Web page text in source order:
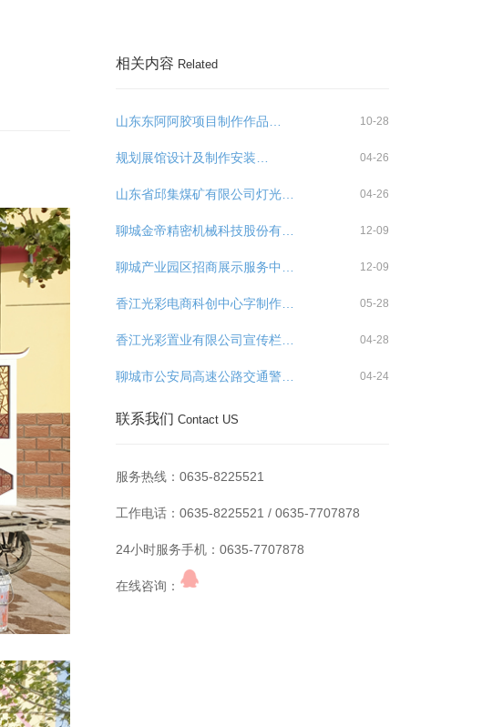
相关内容 Related
山东东阿阿胶项目制作作品… 10-28
规划展馆设计及制作安装… 04-26
山东省邱集煤矿有限公司灯光… 04-26
聊城金帝精密机械科技股份有… 12-09
聊城产业园区招商展示服务中… 12-09
香江光彩电商科创中心字制作… 05-28
香江光彩置业有限公司宣传栏… 04-28
聊城市公安局高速公路交通警… 04-24
联系我们 Contact US
服务热线：0635-8225521
工作电话：0635-8225521 / 0635-7707878
24小时服务手机：0635-7707878
在线咨询：